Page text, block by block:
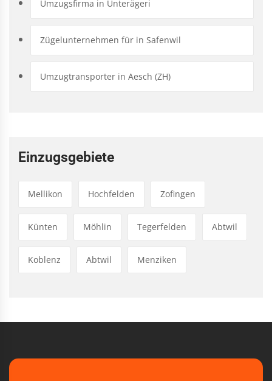
Umzugsfirma in Unterägeri
Zügelunternehmen für in Safenwil
Umzugtransporter in Aesch (ZH)
Einzugsgebiete
Mellikon Hochfelden Zofingen
Künten Möhlin Tegerfelden Abtwil
Koblenz Abtwil Menziken